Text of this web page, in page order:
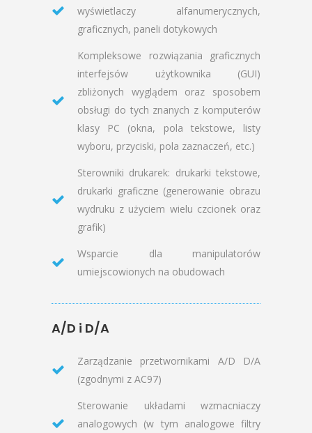
wyświetlaczy alfanumerycznych,
graficznych, paneli dotykowych
Kompleksowe rozwiązania graficznych
interfejsów użytkownika (GUI)
zbliżonych wyglądem oraz sposobem
obsługi do tych znanych z komputerów
klasy PC (okna, pola tekstowe, listy
wyboru, przyciski, pola zaznaczeń, etc.)
Sterowniki drukarek: drukarki tekstowe,
drukarki graficzne (generowanie obrazu
wydruku z użyciem wielu czcionek oraz
grafik)
Wsparcie dla manipulatorów
umiejscowionych na obudowach
A/D i D/A
Zarządzanie przetwornikami A/D D/A
(zgodnymi z AC97)
Sterowanie układami wzmacniaczy
analogowych (w tym analogowe filtry